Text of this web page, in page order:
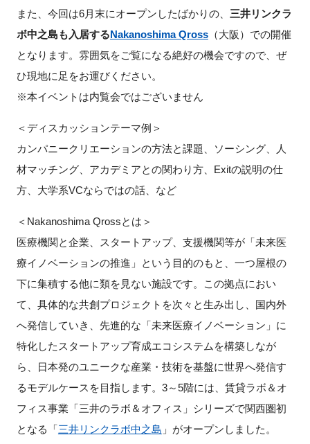
施設・アクセス
FAQ
イベントお知らせメール登録
閉じる
また、今回は6月末にオープンしたばかりの、 三井リンクラ
ボ中之島も入居するNakanoshima Qross（大阪）での開催
となります。雰囲気をご覧になる絶好の機会ですので、ぜ
ひ現地に足をお運びください。
※本イベントは内覧会ではございません
＜ディスカッションテーマ例＞
カンパニークリエーションの方法と課題、ソーシング、人
材マッチング、アカデミアとの関わり方、Exitの説明の仕
方、大学系VCならではの話、など
＜Nakanoshima Qrossとは＞
医療機関と企業、スタートアップ、支援機関等が「未来医
療イノベーションの推進」という目的のもと、一つ屋根の
下に集積する他に類を見ない施設です。この拠点におい
て、具体的な共創プロジェクトを次々と生み出し、国内外
へ発信していき、先進的な「未来医療イノベーション」に
特化したスタートアップ育成エコシステムを構築しなが
ら、日本発のユニークな産業・技術を基盤に世界へ発信す
るモデルケースを目指します。3～5階には、賃貸ラボ＆オ
フィス事業「三井のラボ＆オフィス」シリーズで関西圏初
となる「三井リンクラボ中之島 」がオープンしました。